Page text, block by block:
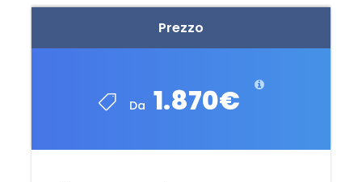
Prezzo
Da 1.870€